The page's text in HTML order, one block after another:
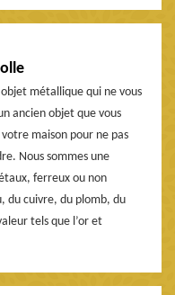
métallique qui ne vous
ancien objet que vous
maison pour ne pas
Nous sommes une
ferreux ou non
du cuivre, du plomb, du
tels que l’or et